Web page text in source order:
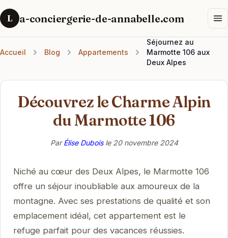
L a-conciergerie-de-annabelle.com
Accueil Blog Appartements
Séjournez au
Marmotte 106 aux
Deux Alpes
Découvrez le Charme Alpin
du Marmotte 106
ParÉlise Duboisle 20 novembre 2024
Niché au cœur des Deux Alpes, le Marmotte 106
offre un séjour inoubliable aux amoureux de la
montagne. Avec ses prestations de qualité et son
emplacement idéal, cet appartement est le
refuge parfait pour des vacances réussies.